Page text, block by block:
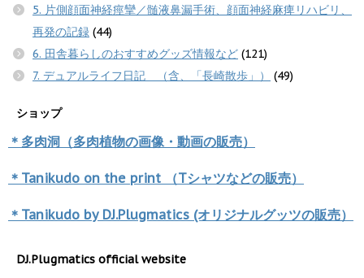
5. 片側顔面神経痙攣／髄液鼻漏手術、顔面神経麻痺リハビリ、
再発の記録 (44)
6. 田舎暮らしのおすすめグッズ情報など (121)
7. デュアルライフ日記 （含、「長崎散歩」）
(49)
ショップ
＊多肉洞（多肉植物の画像・動画の販売）
＊Tanikudo on the print （Tシャツなどの販売）
＊Tanikudo by DJ.Plugmatics (オリジナルグッツの販売）
DJ.Plugmatics official website